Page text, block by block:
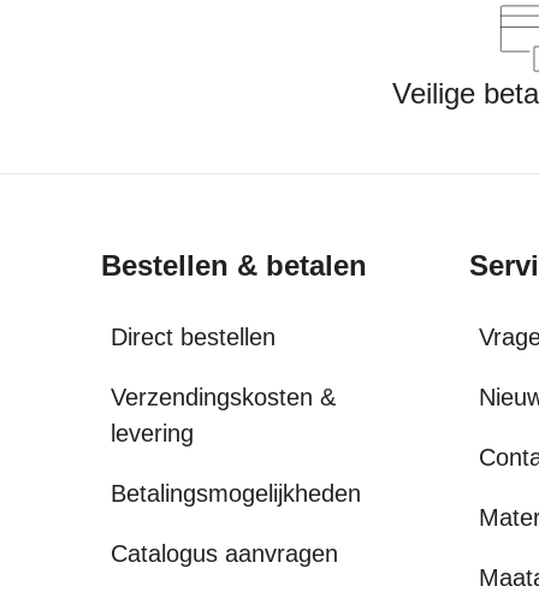
Veilige
Bestellen & betalen
Direct bestellen
Verzendingskosten &
levering
Betalingsmogelijkheden
Catalogus aanvragen